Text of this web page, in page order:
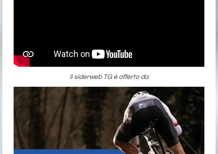
Il siderweb TG è offerto da